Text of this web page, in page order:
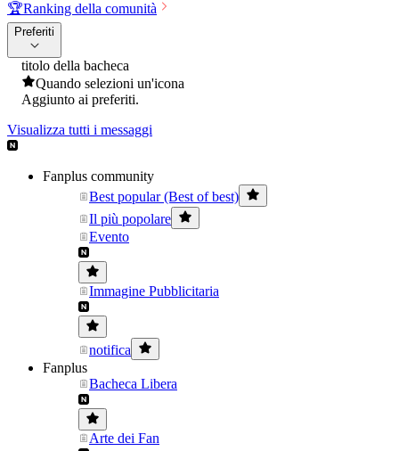
🏆Ranking della comunità
Preferiti
titolo della bacheca
Quando selezioni un'icona
Aggiunto ai preferiti.
Visualizza tutti i messaggi
Fanplus community
Best popular (Best of best)
Il più popolare
Evento
Immagine Pubblicitaria
notifica
Fanplus
Bacheca Libera
Arte dei Fan